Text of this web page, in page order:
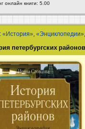
онлайн книги: 5.00
«История»,«Энциклопедии»
петербургских